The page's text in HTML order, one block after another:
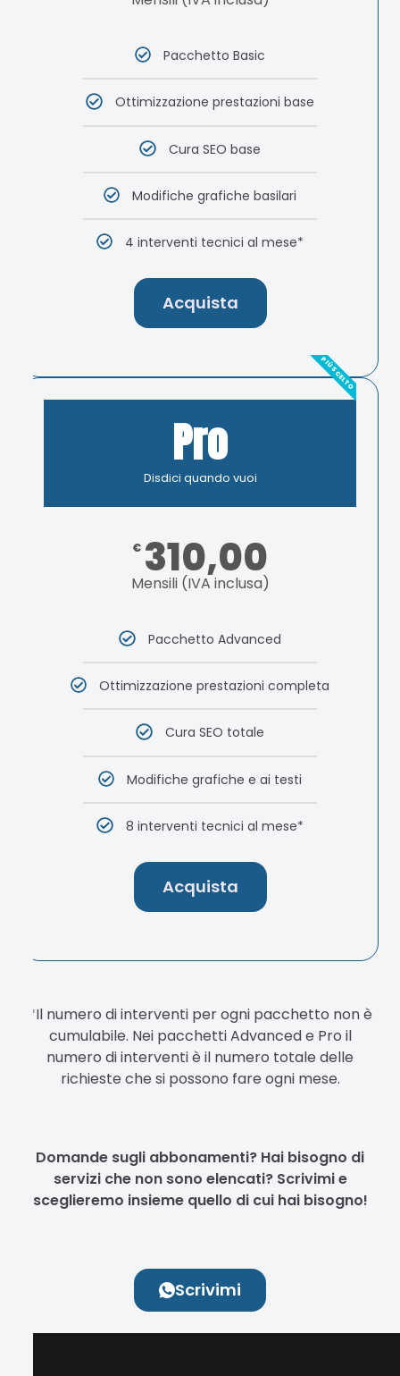
Pacchetto Basic
Ottimizzazione prestazioni base
Cura SEO base
Modifiche grafiche basilari
4 interventi tecnici al mese*
Acquista
PIÙ SCELTO
Pro
Disdici quando vuoi
€ 310,00
Mensili (IVA inclusa)
Pacchetto Advanced
Ottimizzazione prestazioni completa
Cura SEO totale
Modifiche grafiche e ai testi
8 interventi tecnici al mese*
Acquista
*Il numero di interventi per ogni pacchetto non è
cumulabile. Nei pacchetti Advanced e Pro il
numero di interventi è il numero totale delle
richieste che si possono fare ogni mese.
Domande sugli abbonamenti? Hai bisogno di
servizi che non sono elencati? Scrivimi e
sceglieremo insieme quello di cui hai bisogno!
Scrivimi